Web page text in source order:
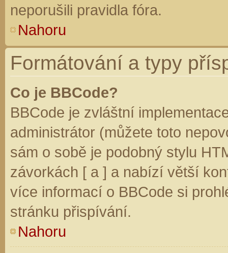
neporušili pravidla fóra.
Nahoru
Formátování a typy
Co je BBCode?
BBCode je zvláštní
administrátor (můžete toto
sám o sobě je podobný stylu
závorkách [ a ] a nabízí větší
více informací o BBCode si
stránku přispívání.
Nahoru